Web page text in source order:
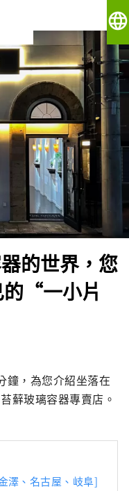
language
的世界，您
的“一小片
鐘，為您介紹坐落在
蘚玻璃容器專賣店。
澤、名古屋、岐阜]